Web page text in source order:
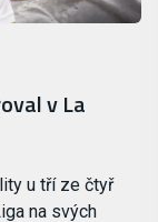
v La
u tří ze čtyř
na svých